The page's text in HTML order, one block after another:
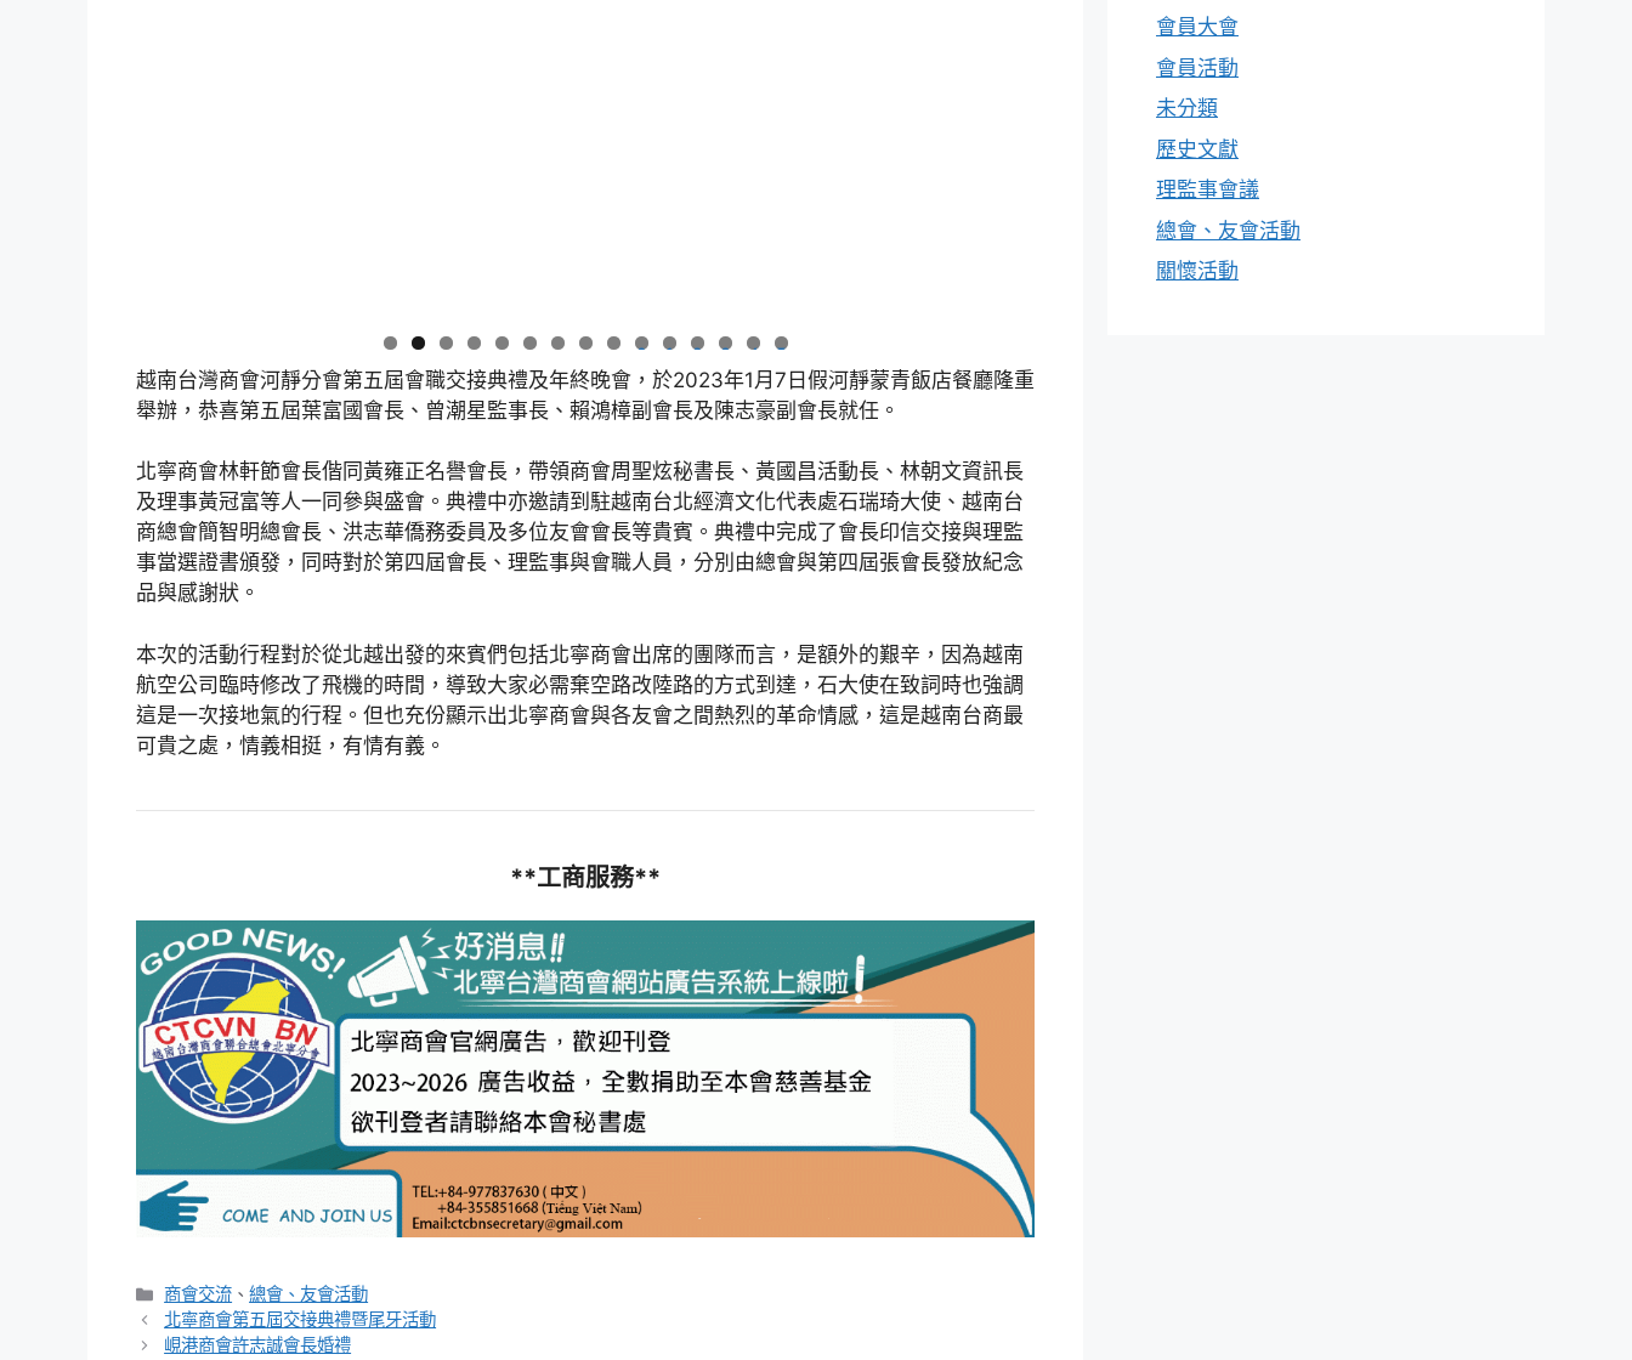
0 1 2 3 4
5
越南台灣商會河靜分會第五屆會職交接典禮及年終晚會，於2023年1月7日假河靜蒙青飯店餐廳隆重
舉辦，恭喜第五屆葉富國會長、曾潮星監事長、賴鴻樟副會長及陳志豪副會長就任。
北寧商會林軒節會長偕同黃雍正名譽會長，帶領商會周聖炫秘書長、黃國昌活動長、林朝文資訊長
及理事黃冠富等人一同參與盛會。典禮中亦邀請到駐越南台北經濟文化代表處石瑞琦大使、越南台
商總會簡智明總會長、洪志華僑務委員及多位友會會長等貴賓。典禮中完成了會長印信交接與理監
事當選證書頒發，同時對於第四屆會長、理監事與會職人員，分別由總會與第四屆張會長發放紀念
品與感謝狀。
本次的活動行程對於從北越出發的來賓們包括北寧商會出席的團隊而言，是額外的艱辛，因為越南
航空公司臨時修改了飛機的時間，導致大家必需棄空路改陸路的方式到達，石大使在致詞時也強調
這是一次接地氣的行程。但也充份顯示出北寧商會與各友會之間熱烈的革命情感，這是越南台商最
可貴之處，情義相挺，有情有義。
**工商服務**
分
類
商會交流 、總會、友會活動
北寧商會第五屆交接典禮暨尾牙活動
峴港商會許志誠會長婚禮
會員大會
會員活動
未分類
歷史文獻
理監事會議
總會、友會活動
關懷活動